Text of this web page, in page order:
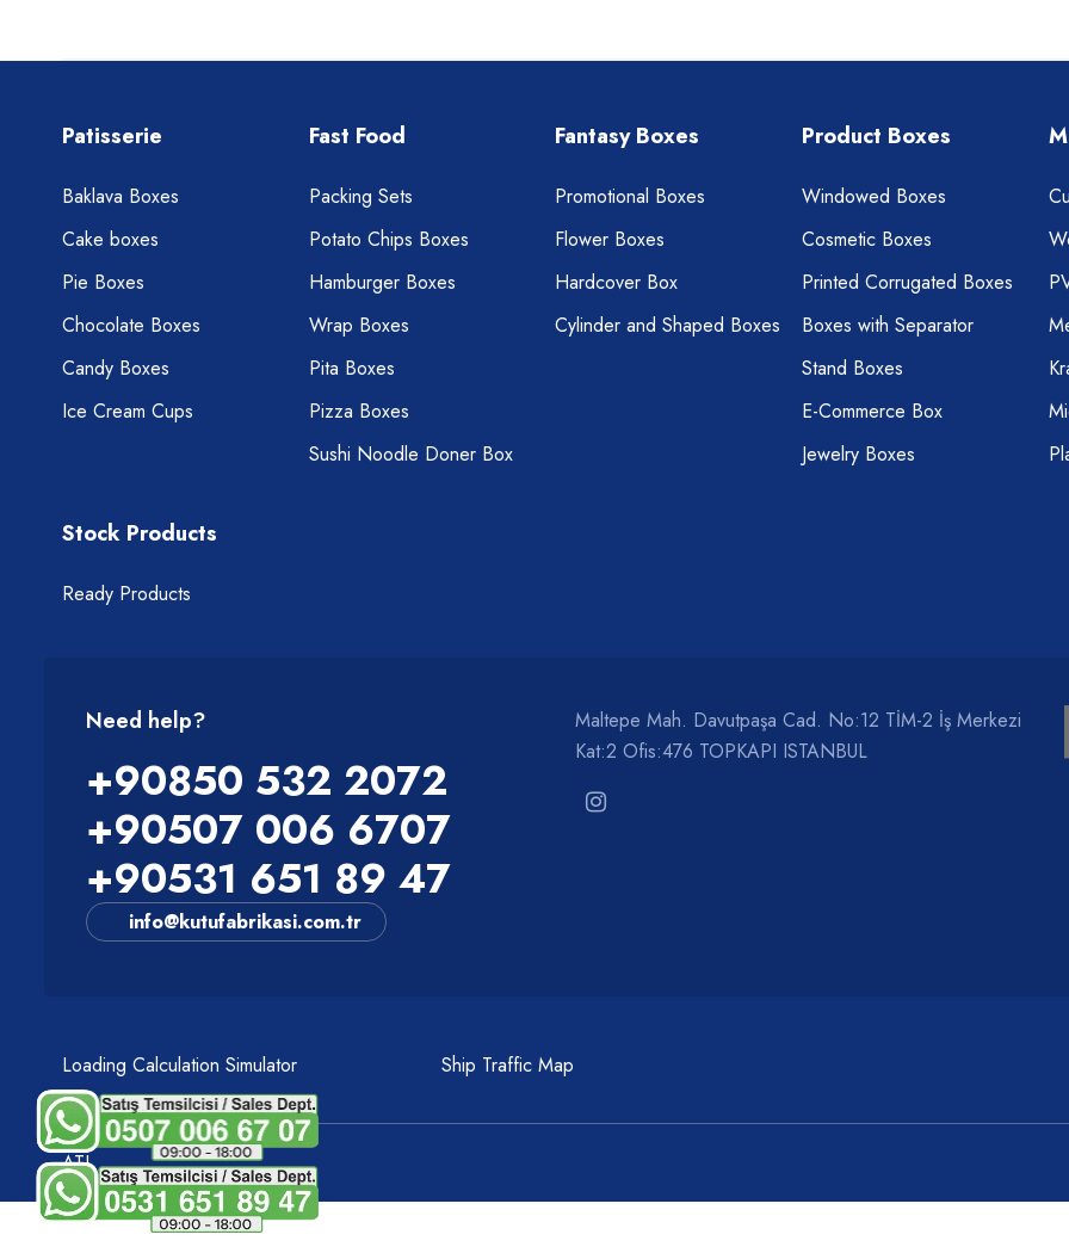
Patisserie
Baklava Boxes
Cake boxes
Pie Boxes
Chocolate Boxes
Candy Boxes
Ice Cream Cups
Fast Food
Packing Sets
Potato Chips Boxes
Hamburger Boxes
Wrap Boxes
Pita Boxes
Pizza Boxes
Sushi Noodle Doner Box
Fantasy Boxes
Promotional Boxes
Flower Boxes
Hardcover Box
Cylinder and Shaped Boxes
Product Boxes
Windowed Boxes
Cosmetic Boxes
Printed Corrugated Boxes
Boxes with Separator
Stand Boxes
E-Commerce Box
Jewelry Boxes
Stock Products
Ready Products
Need help?
+90850 532 2072
+90507 006 6707
+90531 651 89 47
info@kutufabrikasi.com.tr
Maltepe Mah. Davutpaşa Cad. No:12 TİM-2 İş Merkezi
Kat:2 Ofis:476 TOPKAPI ISTANBUL
Loading Calculation Simulator Ship Traffic Map
ATI